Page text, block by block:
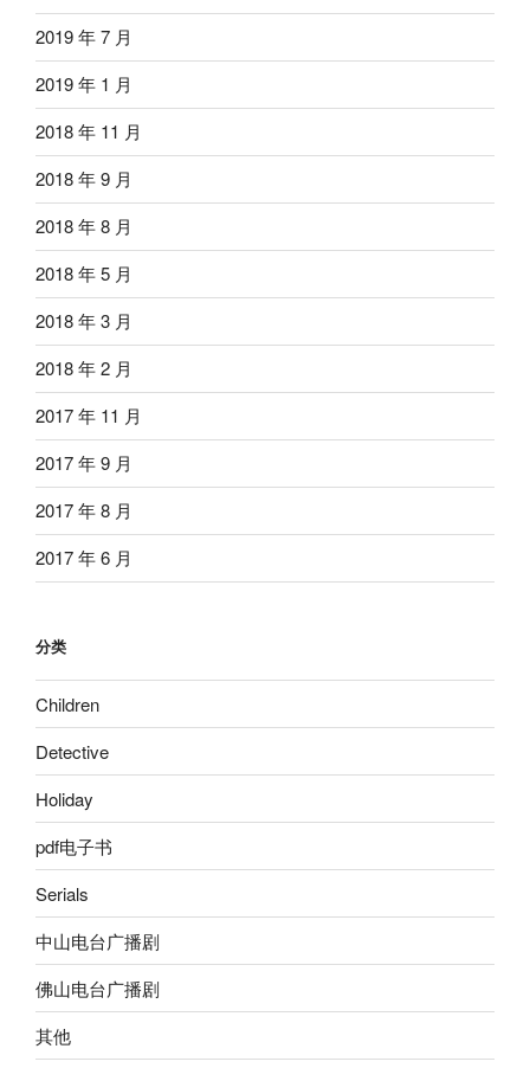
2019 年 7 月
2019 年 1 月
2018 年 11 月
2018 年 9 月
2018 年 8 月
2018 年 5 月
2018 年 3 月
2018 年 2 月
2017 年 11 月
2017 年 9 月
2017 年 8 月
2017 年 6 月
分类
Children
Detective
Holiday
pdf电子书
Serials
中山电台广播剧
佛山电台广播剧
其他